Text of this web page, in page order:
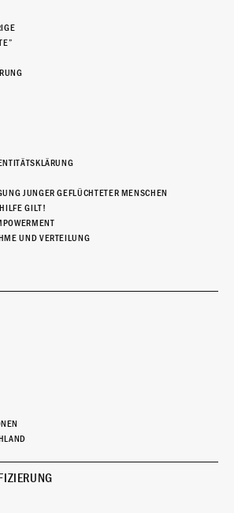
JUNGER GEFLÜCHTETER MENSCHEN
GILT!
UND VERTEILUNG